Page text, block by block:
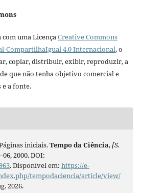
uma LicençaCreative Commons
CompartilhaIgual 4.0 Internacional, o
copiar, distribuir, exibir, reproduzir, a
que não tenha objetivo comercial e
e a fonte.
iniciais.Tempo da Ciência,[S.
2000. DOI:
. Disponível em: https://e-
tempodaciencia/article/view/
2026.